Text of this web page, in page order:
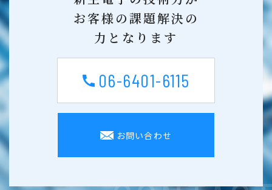
お客様の課題解決の
力となります
06-6401-6115
お問い合わせ